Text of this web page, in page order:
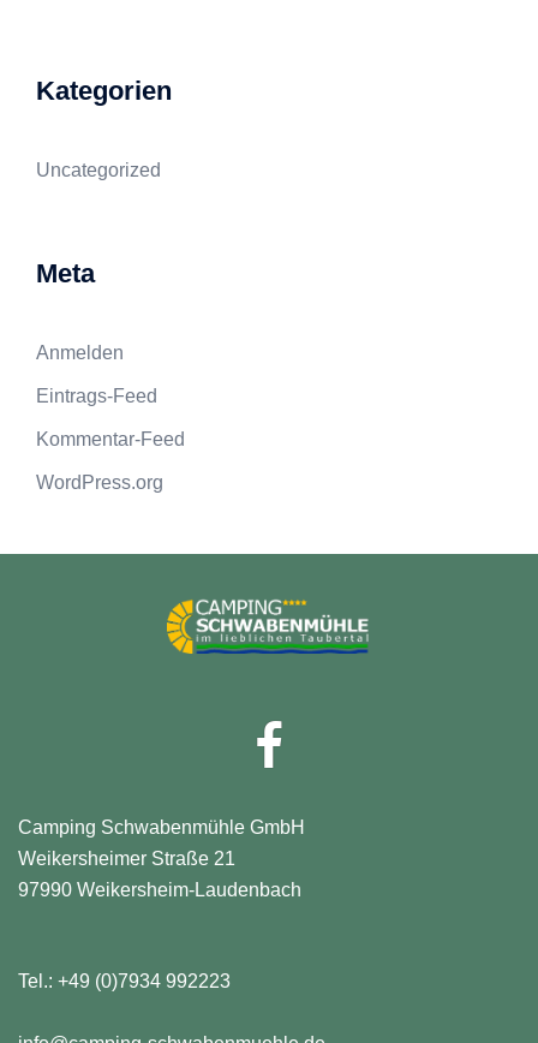
Kategorien
Uncategorized
Meta
Anmelden
Eintrags-Feed
Kommentar-Feed
WordPress.org
Camping Schwabenmühle GmbH
Weikersheimer Straße 21
97990 Weikersheim-Laudenbach
Tel.: +49 (0)7934 992223